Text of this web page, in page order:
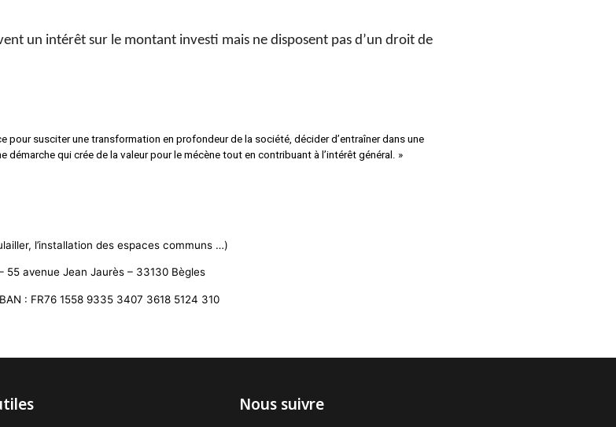
un intérêt sur le montant investi mais ne disposent pas d’un droit de
pour susciter une transformation en profondeur de la société, décider d’entraîner dans une
démarche qui crée de la valeur pour le mécène tout en contribuant à l’intérêt général. »
l’installation des espaces communs …)
55 avenue Jean Jaurès – 33130 Bègles
: FR76 1558 9335 3407 3618 5124 310
Nous suivre